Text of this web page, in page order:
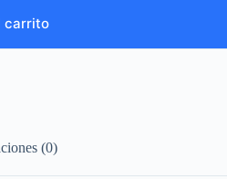
carrito
(0)